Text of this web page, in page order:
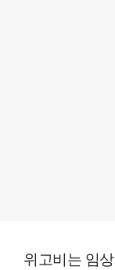
위고비는 임